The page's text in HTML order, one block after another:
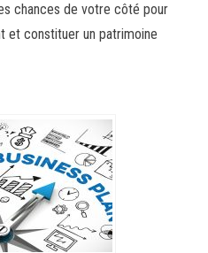
chances de votre côté pour
et constituer un patrimoine